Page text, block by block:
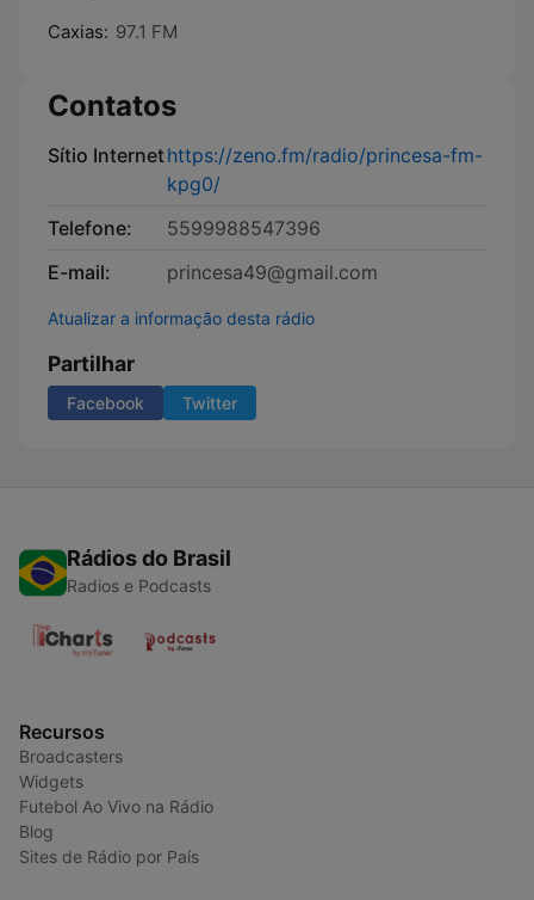
Caxias: 97.1 FM
Contatos
Sítio Internethttps://zeno.fm/radio/princesa-fm-
kpg0/
Telefone:
5599988547396
E-mail:
princesa49@gmail.com
Atualizar a informação desta rádio
Partilhar
Facebook Twitter
Rádios do Brasil
Radios e Podcasts
Recursos
Broadcasters
Widgets
Futebol Ao Vivo na Rádio
Blog
Sites de Rádio por País